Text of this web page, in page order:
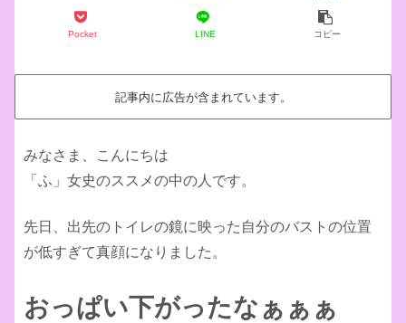
Pocket LINE コピー
記事内に広告が含まれています。
みなさま、こんにちは
「ふ」女史のススメの中の人です。
先日、出先のトイレの鏡に映った自分のバストの位置
が低すぎて真顔になりました。
おっぱい下がったなぁぁぁ